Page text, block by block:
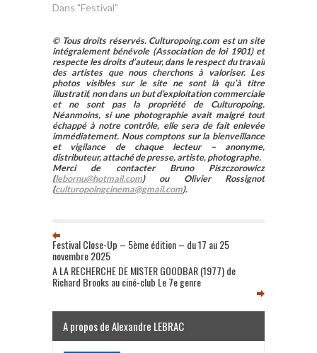
Dans "Festival"
© Tous droits réservés. Culturopoing.com est un site
intégralement bénévole (Association de loi 1901) et
respecte les droits d’auteur, dans le respect du travail
des artistes que nous cherchons à valoriser. Les
photos visibles sur le site ne sont là qu’à titre
illustratif, non dans un but d’exploitation commerciale
et ne sont pas la propriété de Culturopoing.
Néanmoins, si une photographie avait malgré tout
échappé à notre contrôle, elle sera de fait enlevée
immédiatement. Nous comptons sur la bienveillance
et vigilance de chaque lecteur – anonyme,
distributeur, attaché de presse, artiste, photographe.
Merci de contacter Bruno Piszczorowicz
(lebornu@hotmail.com) ou Olivier Rossignot
(culturopoingcinema@gmail.com).
Festival Close-Up – 5ème édition – du 17 au 25
novembre 2025
A LA RECHERCHE DE MISTER GOODBAR (1977) de
Richard Brooks au ciné-club Le 7e genre
A propos de Alexandre LEBRAC